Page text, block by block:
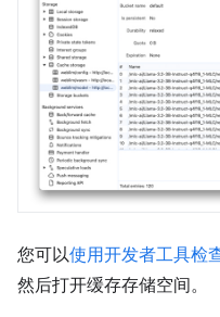
您可以使用开发者工具检
然后打开缓存存储空间。